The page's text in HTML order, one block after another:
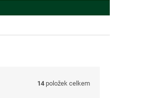
14 položek celkem